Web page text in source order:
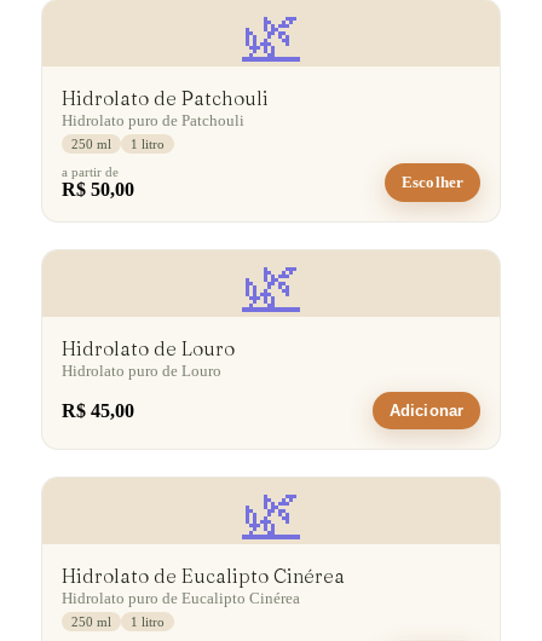
🌿
Hidrolato de Patchouli
Hidrolato puro de Patchouli
250 ml
1 litro
a partir de
R$ 50,00 Escolher
🌿
Hidrolato de Louro
Hidrolato puro de Louro
R$ 45,00 Adicionar
🌿
Hidrolato de Eucalipto Cinérea
Hidrolato puro de Eucalipto Cinérea
250 ml
1 litro